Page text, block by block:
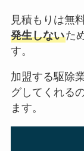
見積もりは無料
発生しないた
す。
加盟する駆除
グしてくれる
ます。